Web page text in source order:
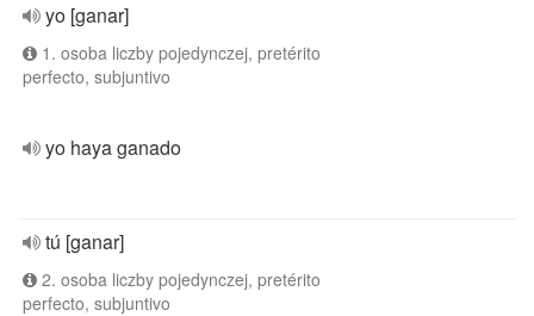
yo [ganar]
1. osoba liczby pojedynczej, pretérito
perfecto, subjuntivo
yo haya ganado
tú [ganar]
2. osoba liczby pojedynczej, pretérito
perfecto, subjuntivo